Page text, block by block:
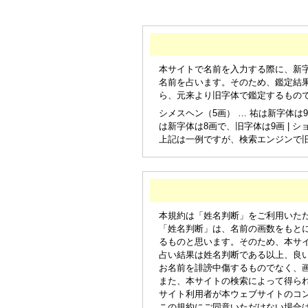
本サイトで名前を入力する際に、新
名前を占います。そのため、鑑定結
ら、元来より旧字体で鑑定するもの
シメスヘン（5画） … 祐は新字体は
は新字体は8画で、旧字体は9画 | シ
上記は一例ですが、検索エンジン
本規約は「姓名判断」をご利用いた
「姓名判断」は、名前の画数をも
るものと思います。そのため、本サ
占い結果は姓名判断である以上、良
お名前を誹謗中傷するものでなく、
また、本サイトの検索によって得ら
サイト利用者が本ウェブサイトのコ